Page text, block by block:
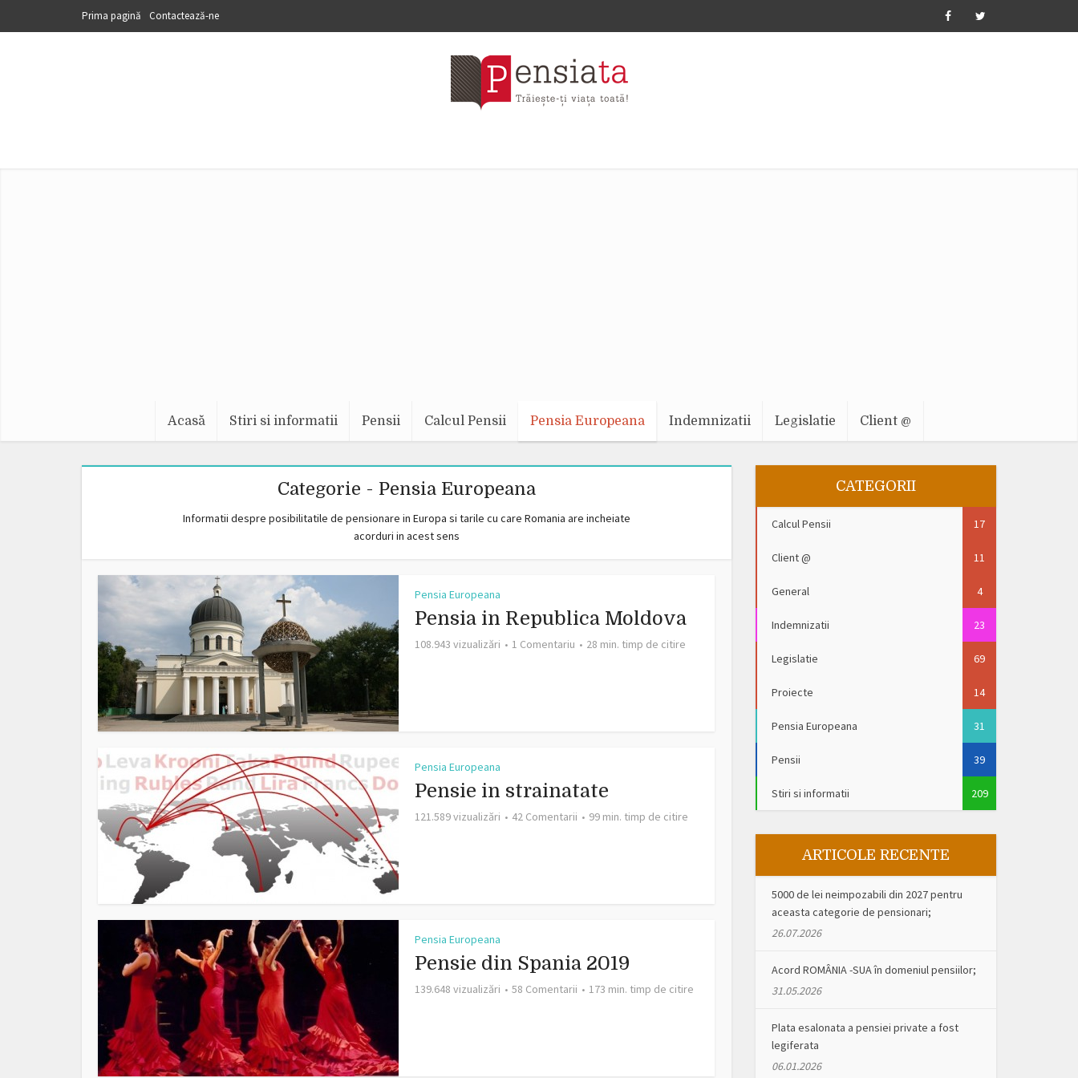
Prima pagină Contactează-ne
Acasă Stiri si informatii Pensii Calcul Pensii Pensia Europeana Indemnizatii Legislatie Client @
Categorie - Pensia Europeana
Informatii despre posibilitatile de pensionare in Europa si tarile cu care Romania are incheiate
acorduri in acest sens
Pensia Europeana
Pensia in Republica Moldova
108.943 vizualizări 1 Comentariu 28 min. timp de citire
Pensia Europeana
Pensie in strainatate
121.589 vizualizări 42 Comentarii 99 min. timp de citire
Pensia Europeana
Pensie din Spania 2019
139.648 vizualizări 58 Comentarii 173 min. timp de citire
CATEGORII
Calcul Pensii 17
Client @ 11
General 4
Indemnizatii 23
Legislatie 69
Proiecte 14
Pensia Europeana 31
Pensii 39
Stiri si informatii 209
ARTICOLE RECENTE
5000 de lei neimpozabili din 2027 pentru
aceasta categorie de pensionari;
26.07.2026
Acord ROMÂNIA -SUA în domeniul pensiilor;
31.05.2026
Plata esalonata a pensiei private a fost
legiferata
06.01.2026